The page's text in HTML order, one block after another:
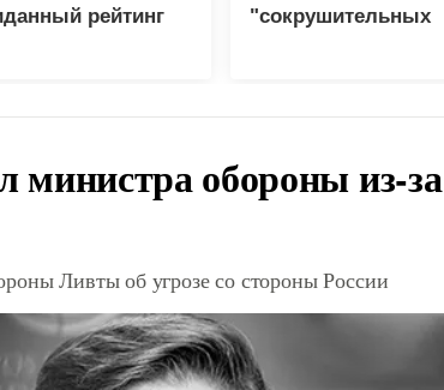
рейтинг
"сокрушительных
обороны из-за
Ливты об угрозе со стороны России